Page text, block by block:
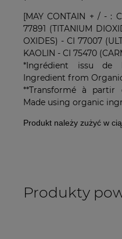
[MAY CONTAIN + / - :
77891 (TITANIUM
OXIDES) - CI 77007
KAOLIN - CI 75470
*Ingrédient issu de
Ingredient from
**Transformé à partir
Made using organic
Produkt należy zużyć w
Produkty